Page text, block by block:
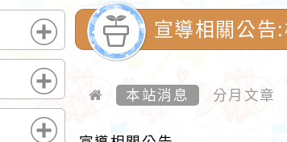
展
開
選
單
展
開
宣導相關公告
本站消息 分月文章